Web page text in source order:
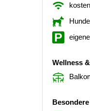
Wellness